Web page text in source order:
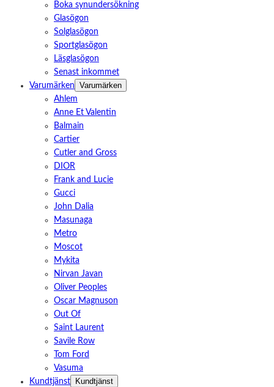
Boka synundersökning
Glasögon
Solglasögon
Sportglasögon
Läsglasögon
Senast inkommet
Varumärken
Varumärken
Ahlem
Anne Et Valentin
Balmain
Cartier
Cutler and Gross
DIOR
Frank and Lucie
Gucci
John Dalia
Masunaga
Metro
Moscot
Mykita
Nirvan Javan
Oliver Peoples
Oscar Magnuson
Out Of
Saint Laurent
Savile Row
Tom Ford
Vasuma
Kundtjänst
Kundtjänst